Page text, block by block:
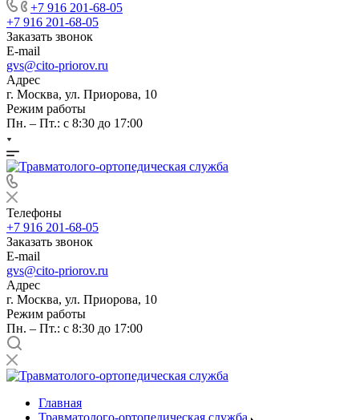
+7 916 201-68-05
+7 916 201-68-05
Заказать звонок
E-mail
gvs@cito-priorov.ru
Адрес
г. Москва, ул. Приорова, 10
Режим работы
Пн. – Пт.: с 8:30 до 17:00
Телефоны
+7 916 201-68-05
Заказать звонок
E-mail
gvs@cito-priorov.ru
Адрес
г. Москва, ул. Приорова, 10
Режим работы
Пн. – Пт.: с 8:30 до 17:00
Главная
Травматолого-ортопедическая служба